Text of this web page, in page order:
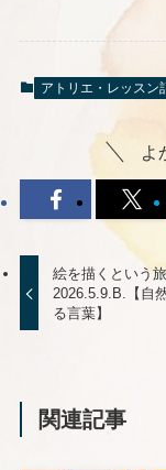
アトリエ・レッスン
よ
絵を描くという
2026.5.9.B.【自
る言葉】
関連記事